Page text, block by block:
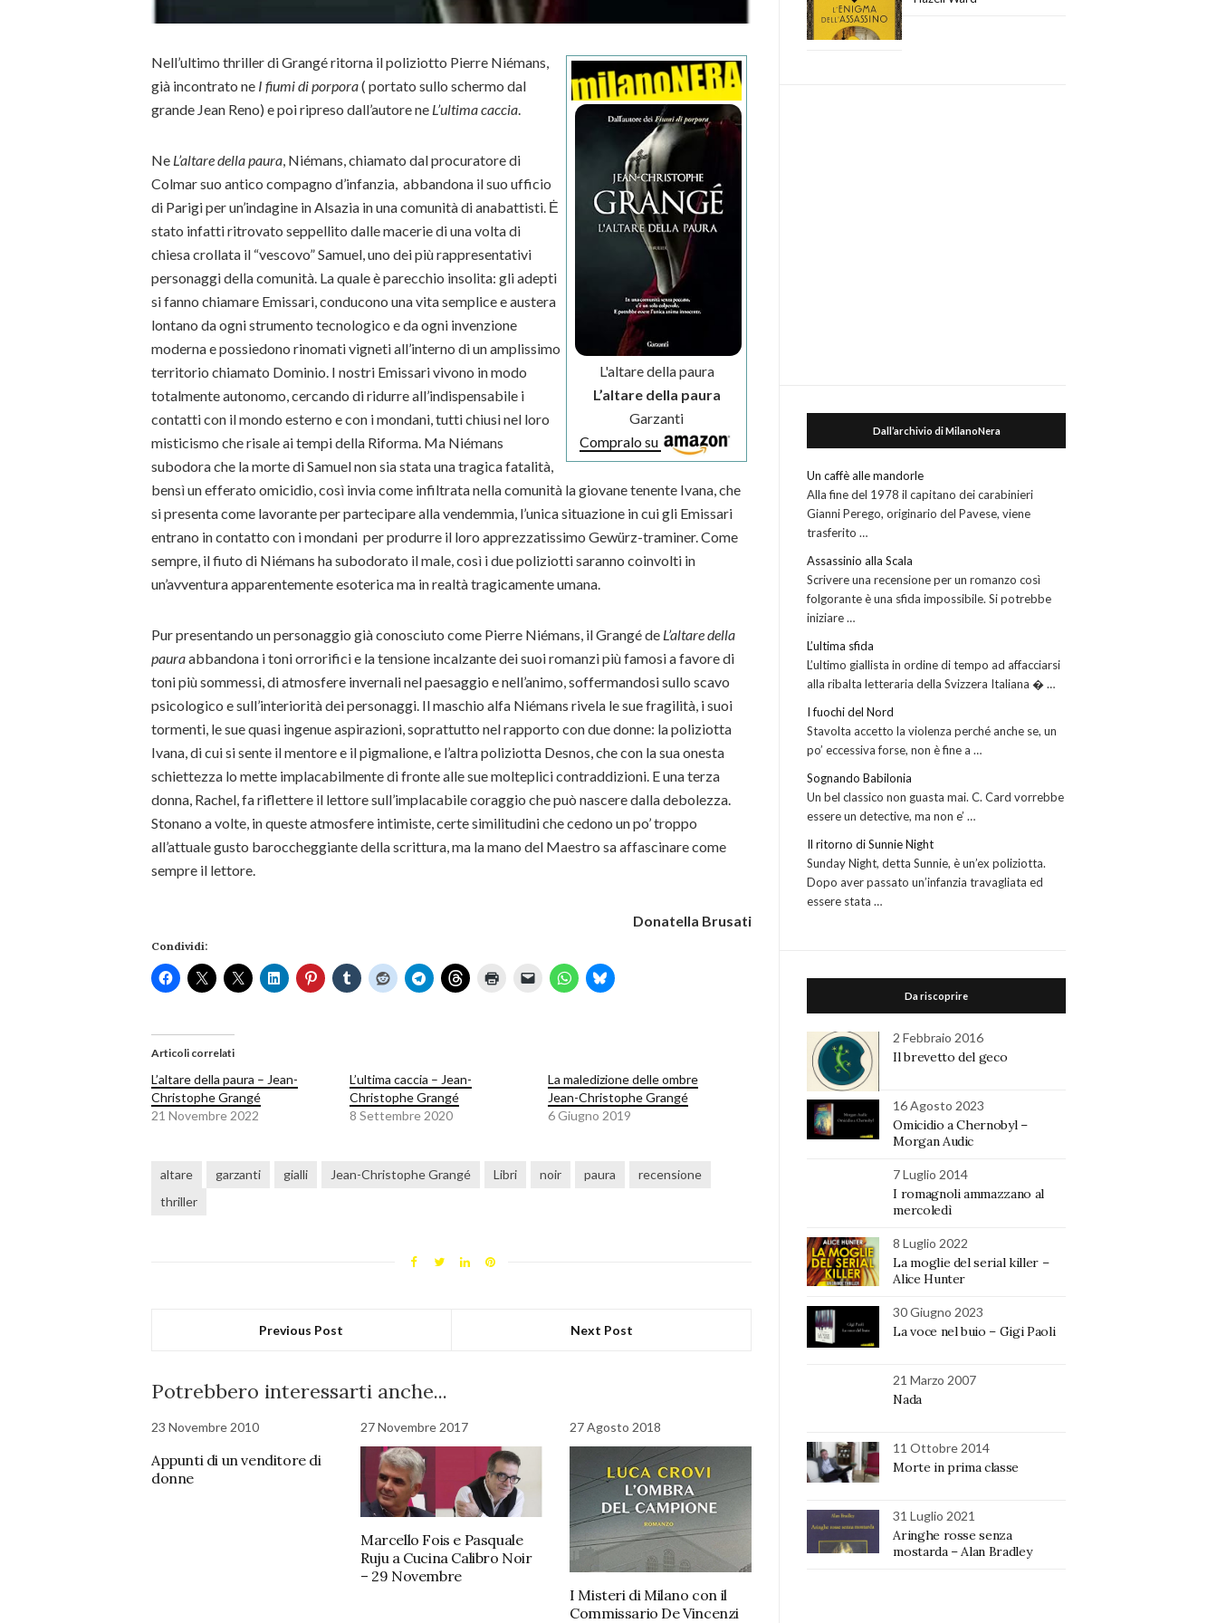
L'altare della paura
L’altare della paura
Garzanti
Compralo su
Nell’ultimo thriller di Grangé ritorna il poliziotto Pierre Niémans,
già incontrato ne I fiumi diporpora( portato sullo schermo dal
grande Jean Reno) e poi ripreso dall’autore ne L’ultima caccia.
Ne L’altare della paura, Niémans, chiamato dal procuratore di
Colmar suo antico compagno d’infanzia, abbandona il suo ufficio
di Parigi per un’indagine in Alsazia in una comunità di anabattisti. Ė
stato infatti ritrovato seppellito dalle macerie di una volta di
chiesa crollata il “vescovo” Samuel, uno dei più rappresentativi
personaggi della comunità. La quale è parecchio insolita: gli adepti
si fanno chiamare Emissari, conducono una vita semplice e austera
lontano da ogni strumento tecnologico e da ogni invenzione
moderna e possiedono rinomati vigneti all’interno di un amplissimo
territorio chiamato Dominio. I nostri Emissari vivono in modo
totalmente autonomo, cercando di ridurre all’indispensabile i
contatti con il mondo esterno e con i mondani, tutti chiusi nel loro
misticismo che risale ai tempi della Riforma. Ma Niémans
subodora che la morte di Samuel non sia stata una tragica fatalità,
bensì un efferato omicidio, così invia come infiltrata nella comunità la giovane tenente Ivana, che
si presenta come lavorante per partecipare alla vendemmia, l’unica situazione in cui gli Emissari
entrano in contatto con i mondani per produrre il loro apprezzatissimo Gewürz-traminer. Come
sempre, il fiuto di Niémans ha subodorato il male, così i due poliziotti saranno coinvolti in
un’avventura apparentemente esoterica ma in realtà tragicamente umana.
Pur presentando un personaggio già conosciuto come Pierre Niémans, il Grangé de L’altare della
pauraabbandona i toni orrorifici e la tensione incalzante dei suoi romanzi più famosi a favore di
toni più sommessi, di atmosfere invernali nel paesaggio e nell’animo, soffermandosi sullo scavo
psicologico e sull’interiorità dei personaggi. Il maschio alfa Niémans rivela le sue fragilità, i suoi
tormenti, le sue quasi ingenue aspirazioni, soprattutto nel rapporto con due donne: la poliziotta
Ivana, di cui si sente il mentore e il pigmalione, e l’altra poliziotta Desnos, che con la sua onesta
schiettezza lo mette implacabilmente di fronte alle sue molteplici contraddizioni. E una terza
donna, Rachel, fa riflettere il lettore sull’implacabile coraggio che può nascere dalla debolezza.
Stonano a volte, in queste atmosfere intimiste, certe similitudini che cedono un po’ troppo
all’attuale gusto baroccheggiante della scrittura, ma la mano del Maestro sa affascinare come
sempre il lettore.
Donatella Brusati
Condividi:
Articoli correlati
L’altare della paura – Jean-
Christophe Grangé
21 Novembre 2022
L’ultima caccia – Jean-
Christophe Grangé
8 Settembre 2020
La maledizione delle ombre
Jean-Christophe Grangé
6 Giugno 2019
altare garzanti gialli Jean-Christophe Grangé Libri noir paura
recensione
thriller
Previous Post Next Post
Potrebbero interessarti anche...
23 Novembre 2010
Appunti di un venditore di
donne
27 Novembre 2017
Marcello Fois e Pasquale
Ruju a Cucina Calibro Noir
– 29 Novembre
27 Agosto 2018
I Misteri di Milano con il
Commissario De Vincenzi
Dall’archivio di MilanoNera
Un caffè alle mandorle
Alla fine del 1978 il capitano dei carabinieri
Gianni Perego, originario del Pavese, viene
trasferito …
Assassinio alla Scala
Scrivere una recensione per un romanzo così
folgorante è una sfida impossibile. Si potrebbe
iniziare …
L’ultima sfida
L’ultimo giallista in ordine di tempo ad affacciarsi
alla ribalta letteraria della Svizzera Italiana � …
I fuochi del Nord
Stavolta accetto la violenza perché anche se, un
po’ eccessiva forse, non è fine a …
Sognando Babilonia
Un bel classico non guasta mai. C. Card vorrebbe
essere un detective, ma non e’ …
Il ritorno di Sunnie Night
Sunday Night, detta Sunnie, è un’ex poliziotta.
Dopo aver passato un’infanzia travagliata ed
essere stata …
Da riscoprire
2 Febbraio 2016
Il brevetto del geco
16 Agosto 2023
Omicidio a Chernobyl –
Morgan Audic
7 Luglio 2014
I romagnoli ammazzano al
mercoledì
8 Luglio 2022
La moglie del serial killer –
Alice Hunter
30 Giugno 2023
La voce nel buio – Gigi Paoli
21 Marzo 2007
Nada
11 Ottobre 2014
Morte in prima classe
31 Luglio 2021
Aringhe rosse senza
mostarda – Alan Bradley